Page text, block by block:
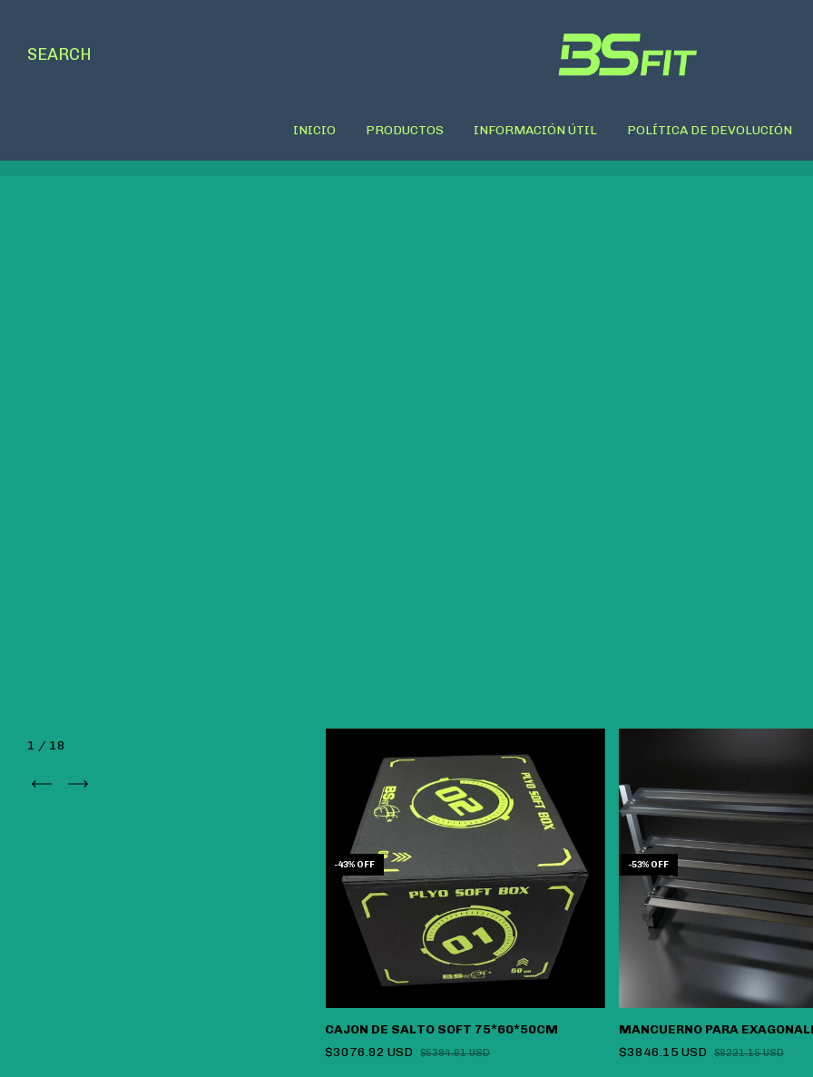
SEARCH
INICIO PRODUCTOS INFORMACIÓN ÚTIL POLÍTICA DE DEVOLUCIÓN
1 / 18
-43% OFF
CAJON DE SALTO SOFT 75*60*50CM
$3076.92 USD
$5384.61 USD
-53% OFF
MANCUERNO PARA
$3846.15 USD
$8221.15 USD